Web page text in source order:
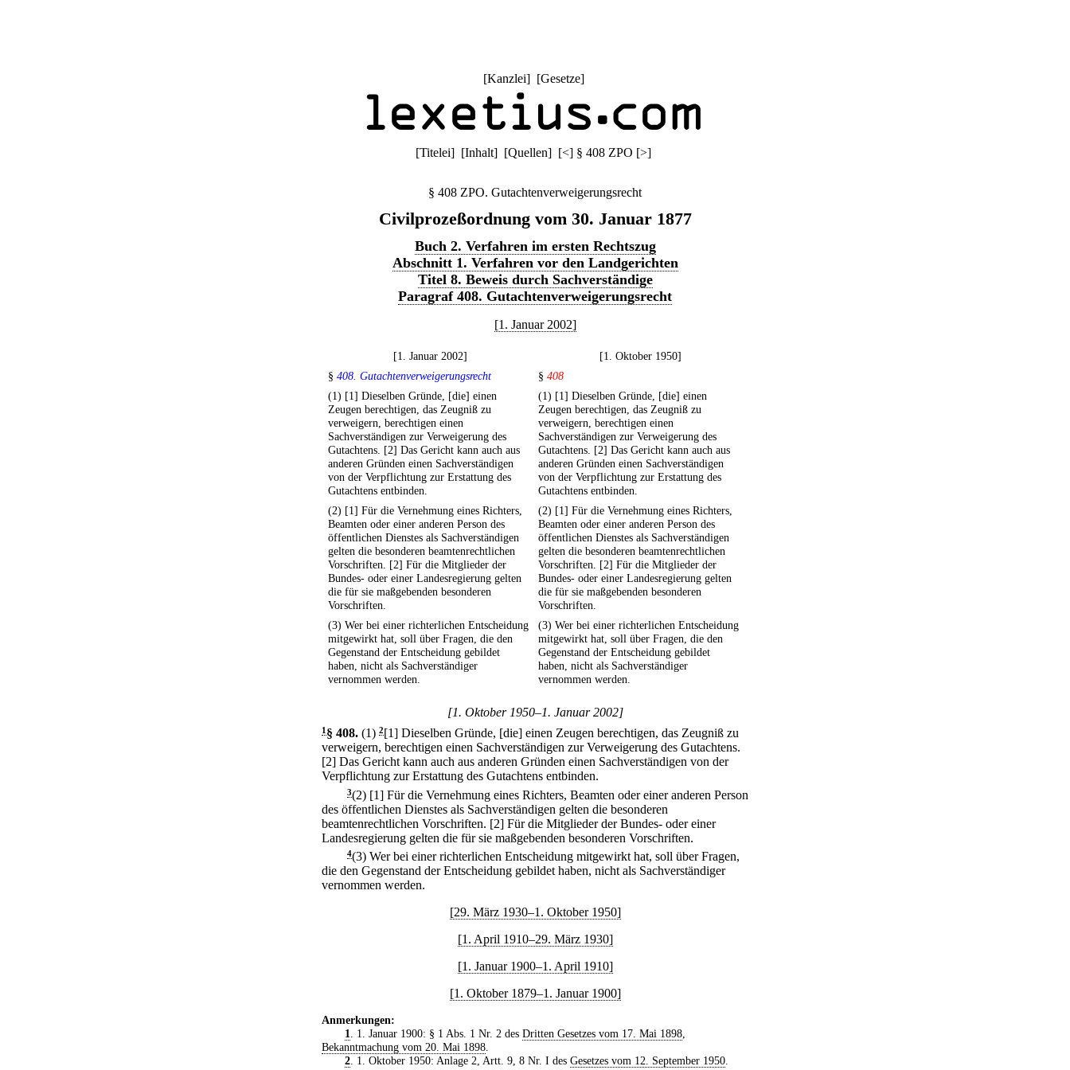
[Kanzlei] [Gesetze]
[Titelei] [Inhalt] [Quellen] [<] § 408 ZPO [>]
§ 408 ZPO. Gutachtenverweigerungsrecht
Civilprozeßordnung vom 30. Januar 1877
Buch 2. Verfahren im ersten Rechtszug
Abschnitt 1. Verfahren vor den Landgerichten
Titel 8. Beweis durch Sachverständige
Paragraf 408. Gutachtenverweigerungsrecht
[1. Januar 2002]
[1. Januar 2002]
[1. Oktober 1950]
§ 408. Gutachtenverweigerungsrecht § 408
(1) [1] Dieselben Gründe, [die] einen
Zeugen berechtigen, das Zeugniß zu
verweigern, berechtigen einen
Sachverständigen zur Verweigerung des
Gutachtens. [2] Das Gericht kann auch aus
anderen Gründen einen Sachverständigen
von der Verpflichtung zur Erstattung des
Gutachtens entbinden.
(1) [1] Dieselben Gründe, [die] einen
Zeugen berechtigen, das Zeugniß zu
verweigern, berechtigen einen
Sachverständigen zur Verweigerung des
Gutachtens. [2] Das Gericht kann auch aus
anderen Gründen einen Sachverständigen
von der Verpflichtung zur Erstattung des
Gutachtens entbinden.
(2) [1] Für die Vernehmung eines Richters,
Beamten oder einer anderen Person des
öffentlichen Dienstes als Sachverständigen
gelten die besonderen beamtenrechtlichen
Vorschriften. [2] Für die Mitglieder der
Bundes- oder einer Landesregierung gelten
die für sie maßgebenden besonderen
Vorschriften.
(2) [1] Für die Vernehmung eines Richters,
Beamten oder einer anderen Person des
öffentlichen Dienstes als Sachverständigen
gelten die besonderen beamtenrechtlichen
Vorschriften. [2] Für die Mitglieder der
Bundes- oder einer Landesregierung gelten
die für sie maßgebenden besonderen
Vorschriften.
(3) Wer bei einer richterlichen Entscheidung
mitgewirkt hat, soll über Fragen, die den
Gegenstand der Entscheidung gebildet
haben, nicht als Sachverständiger
vernommen werden.
(3) Wer bei einer richterlichen Entscheidung
mitgewirkt hat, soll über Fragen, die den
Gegenstand der Entscheidung gebildet
haben, nicht als Sachverständiger
vernommen werden.
[1. Oktober 1950–1. Januar 2002]
1§ 408. (1) 2[1] Dieselben Gründe, [die] einen Zeugen berechtigen, das Zeugniß zu
verweigern, berechtigen einen Sachverständigen zur Verweigerung des Gutachtens.
[2] Das Gericht kann auch aus anderen Gründen einen Sachverständigen von der
Verpflichtung zur Erstattung des Gutachtens entbinden.
3(2) [1] Für die Vernehmung eines Richters, Beamten oder einer anderen Person
des öffentlichen Dienstes als Sachverständigen gelten die besonderen
beamtenrechtlichen Vorschriften. [2] Für die Mitglieder der Bundes- oder einer
Landesregierung gelten die für sie maßgebenden besonderen Vorschriften.
4(3) Wer bei einer richterlichen Entscheidung mitgewirkt hat, soll über Fragen,
die den Gegenstand der Entscheidung gebildet haben, nicht als Sachverständiger
vernommen werden.
[29. März 1930–1. Oktober 1950]
[1. April 1910–29. März 1930]
[1. Januar 1900–1. April 1910]
[1. Oktober 1879–1. Januar 1900]
Anmerkungen:
1
. 1. Januar 1900: § 1 Abs. 1 Nr. 2 des Dritten Gesetzes vom 17. Mai 1898,
Bekanntmachung vom 20. Mai 1898
2. 1. Oktober 1950: Anlage 2, Artt. 9, 8 Nr. I des Gesetzes vom 12. September 1950.